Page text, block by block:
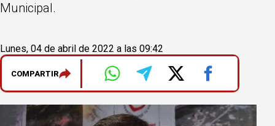
Municipal.
Lunes, 04 de abril de 2022 a las 09:42
COMPARTIR